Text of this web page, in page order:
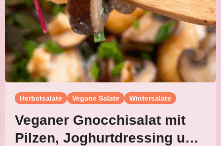
Herbstsalate Vegane Salate Wintersalate
Veganer Gnocchisalat mit
Pilzen, Joghurtdressing und